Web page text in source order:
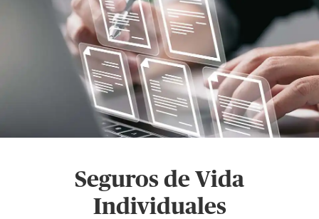
Seguros de Vida
Individuales